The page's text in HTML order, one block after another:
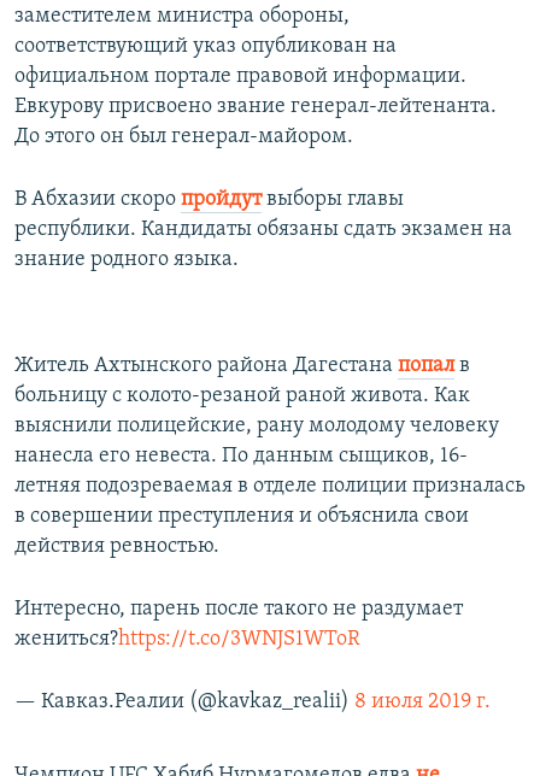
заместителем министра обороны,
соответствующий указ опубликован на
официальном портале правовой информации.
Евкурову присвоено звание генерал-лейтенанта.
До этого он был генерал-майором.
В Абхазии скоро пройдутвыборы главы
республики. Кандидаты обязаны сдать экзамен на
знание родного языка.
Житель Ахтынского района Дагестана попалв
больницу с колото-резаной раной живота. Как
выяснили полицейские, рану молодому человеку
нанесла его невеста. По данным сыщиков, 16-
летняя подозреваемая в отделе полиции призналась
в совершении преступления и объяснила свои
действия ревностью.
Интересно, парень после такого не раздумает
жениться?https://t.co/3WNJS1WToR
— Кавказ.Реалии (@kavkaz_realii) 8 июля 2019 г.